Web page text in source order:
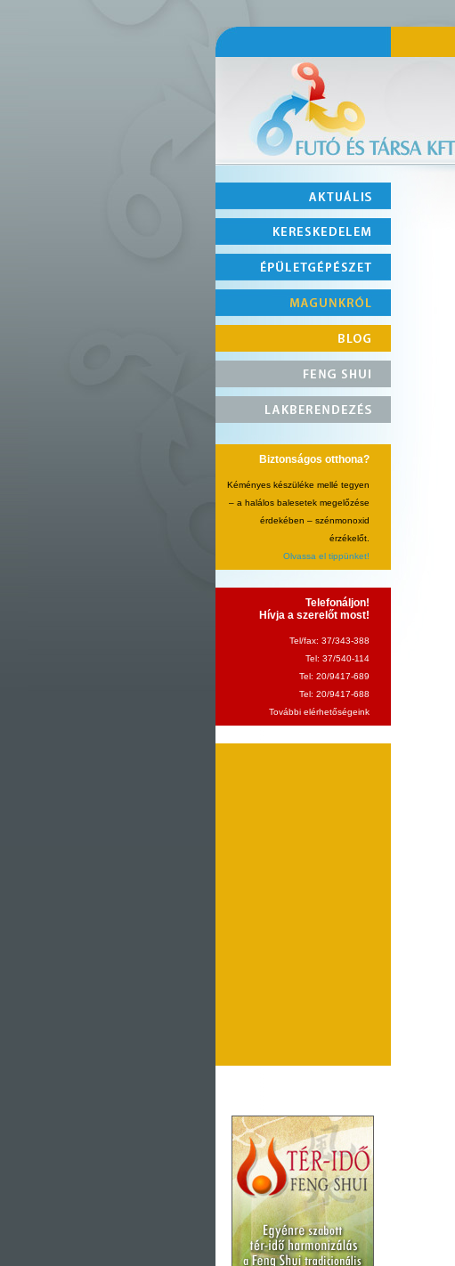
Biztonságos otthona?
Kéményes készüléke mellé tegyen
– a halálos balesetek megelőzése
érdekében – szénmonoxid
érzékelőt.
Olvassa el tippünket!
Telefonáljon!
Hívja a szerelőt most!
Tel/fax: 37/343-388
Tel: 37/540-114
Tel: 20/9417-689
Tel: 20/9417-688
További elérhetőségeink